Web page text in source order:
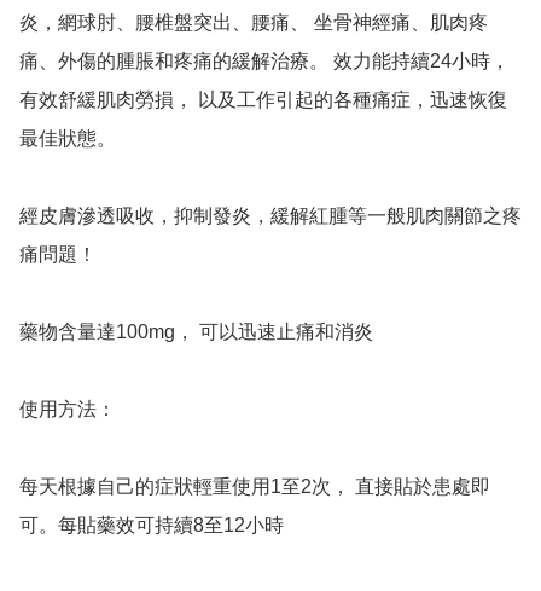
炎，網球肘、腰椎盤突出、腰痛、 坐骨神經痛、肌肉疼
痛、外傷的腫脹和疼痛的緩解治療。 效力能持續24小時，
有效舒緩肌肉勞損， 以及工作引起的各種痛症，迅速恢復
最佳狀態。
經皮膚滲透吸收，抑制發炎，緩解紅腫等一般肌肉關節之疼
痛問題！
藥物含量達100mg， 可以迅速止痛和消炎
使用方法：
每天根據自己的症狀輕重使用1至2次， 直接貼於患處即
可。每貼藥效可持續8至12小時